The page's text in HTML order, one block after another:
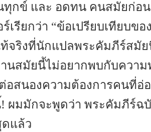
กข์ และ อดทน คนสมัยก่อน
เรียกว่า “ข้อเปรียบเทียบข
จริงที่นักแปลพระคัมภีร์สมัย
านสมัยนี้ไม่อยากพบกับควา
อสนองความต้องการคนที่อ่
ผมมักจะพูดว่า พระคัมภีร์ฉ
แล้ว